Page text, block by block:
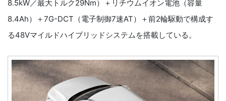
8.5kW／最大トルク29Nm）＋リチウムイオン電池（容量
8.4Ah）＋7G-DCT（電子制御7速AT）＋前2輪駆動で構成す
る48Vマイルドハイブリッドシステムを搭載している。